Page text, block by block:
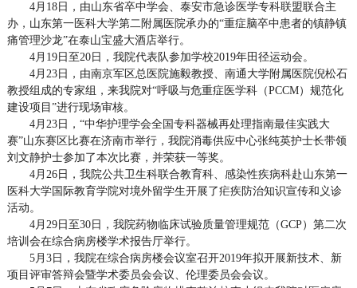
4月18日，由山东省卒中学会、泰安市急诊医学专科联盟联合主
办，山东第一医科大学第二附属医院承办的“重症脑卒中患者的镇静镇
痛管理沙龙”在泰山宝盛大酒店举行。
4月19日至20日，我院代表队参加学校2019年田径运动会。
4月23日，由南京军区总医院施毅教授、南通大学附属医院倪松石
教授组成的专家组，来我院对“呼吸与危重症医学科（PCCM）规范化
建设项目”进行现场审核。
4月23日，“中华护理学会全国专科器械再处理指南最佳实践大
赛”山东赛区比赛在济南市举行，我院消毒供应中心张纯英护士长带领
刘文静护士参加了本次比赛，并荣获一等奖。
4月26日，我院公共卫生科联合教育科、感染性疾病科赴山东第一
医科大学国际教育学院对境外留学生开展了疟疾防治知识宣传和义诊
活动。
4月29日至30日，我院药物临床试验质量管理规范（GCP）第二次
培训会在综合病房楼学术报告厅举行。
5月3日，我院在综合病房楼会议室召开2019年拟开展新技术、新
项目评审答辩会暨学术委员会会议、伦理委员会会议。